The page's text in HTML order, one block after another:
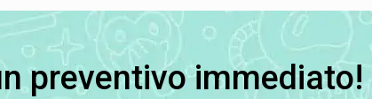
preventivo immediato!